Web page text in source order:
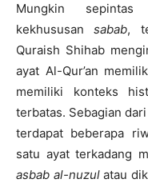
Mungkin sepintas
kekhususansabab,
Quraish Shihab
ayat Al-Qur’an
memiliki konteks
terbatas. Sebagian
terdapat beberapa
satu ayat terkadang
asbab al-nuzulatau